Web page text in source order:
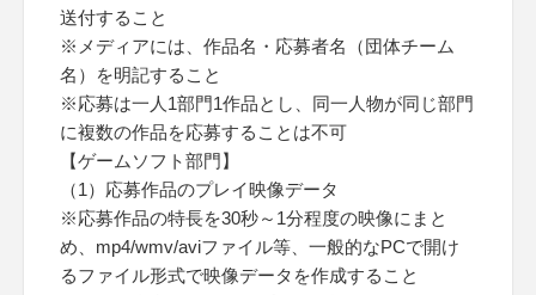
送付すること
※メディアには、作品名・応募者名（団体チーム
名）を明記すること
※応募は一人1部門1作品とし、同一人物が同じ部門
に複数の作品を応募することは不可
【ゲームソフト部門】
（1）応募作品のプレイ映像データ
※応募作品の特長を30秒～1分程度の映像にまと
め、mp4/wmv/aviファイル等、一般的なPCで開け
るファイル形式で映像データを作成すること